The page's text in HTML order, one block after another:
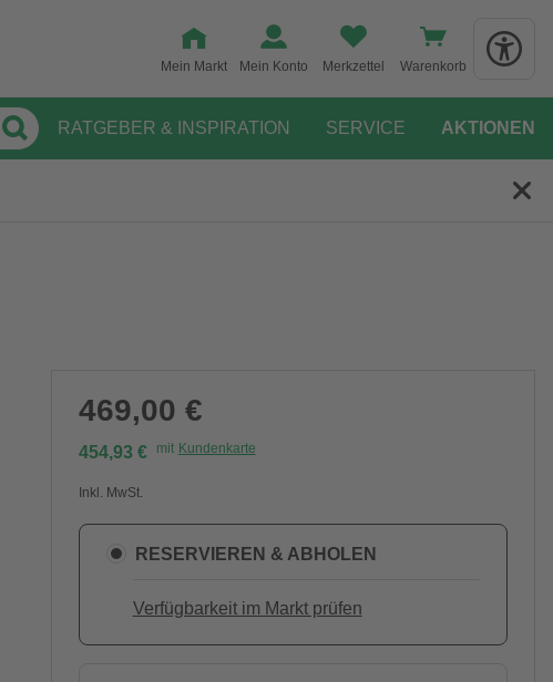
Mein Markt Mein Konto Merkzettel Warenkorb
RATGEBER & INSPIRATION SERVICE AKTIONEN
469,00 €
454,93 € mit Kundenkarte
Inkl. MwSt.
RESERVIEREN & ABHOLEN
Verfügbarkeit im Markt prüfen